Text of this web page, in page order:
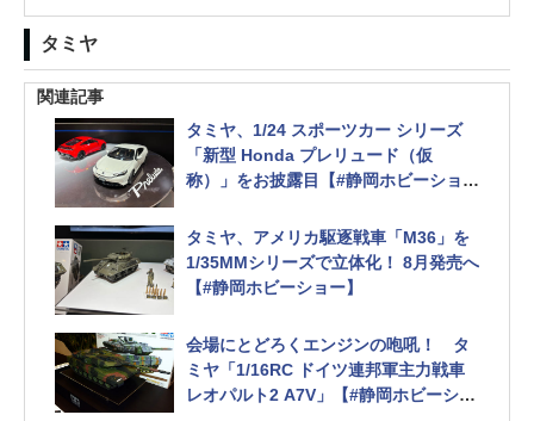
タミヤ
関連記事
タミヤ、1/24 スポーツカー シリーズ
「新型 Honda プレリュード（仮
称）」をお披露目【#静岡ホビーショ
「プレリュード XX」の展示も
タミヤ、アメリカ駆逐戦車「M36」を
1/35MMシリーズで立体化！ 8月発売へ
【#静岡ホビーショー】
会場にとどろくエンジンの咆吼！ タ
ミヤ「1/16RC ドイツ連邦軍主力戦車
レオパルト2 A7V」【#静岡ホビーショ